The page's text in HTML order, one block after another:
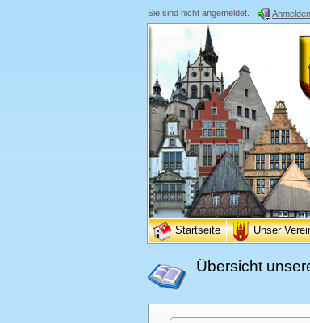
Sie sind nicht angemeldet. Anmelden
Startseite Unser
Übersicht